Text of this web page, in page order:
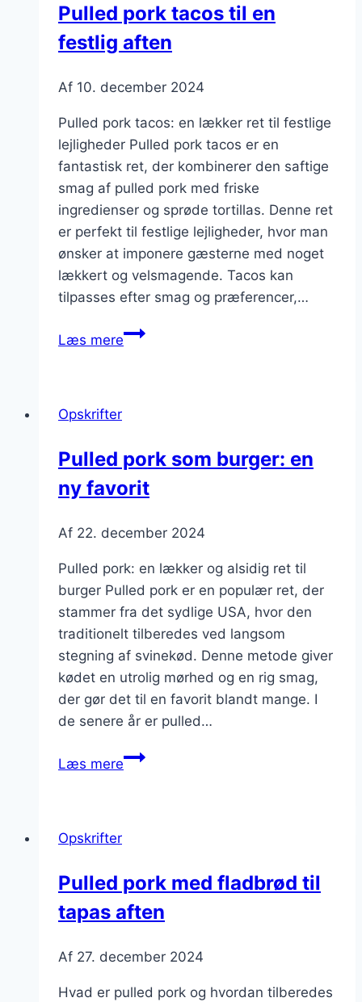
dressing
Pulled pork tacos til en
festlig aften
Af 10. december 2024
Pulled pork tacos: en lækker ret til festlige
lejligheder Pulled pork tacos er en
fantastisk ret, der kombinerer den saftige
smag af pulled pork med friske
ingredienser og sprøde tortillas. Denne ret
er perfekt til festlige lejligheder, hvor man
ønsker at imponere gæsterne med noget
lækkert og velsmagende. Tacos kan
tilpasses efter smag og præferencer,…
Læs merePulled
aften
Opskrifter
Pulled pork som burger: en
ny favorit
Af 22. december 2024
Pulled pork: en lækker og alsidig ret til
burger Pulled pork er en populær ret, der
stammer fra det sydlige USA, hvor den
traditionelt tilberedes ved langsom
stegning af svinekød. Denne metode giver
kødet en utrolig mørhed og en rig smag,
der gør det til en favorit blandt mange. I
de senere år er pulled…
Læs merePulled
favorit
Opskrifter
Pulled pork med fladbrød til
tapas aften
Af 27. december 2024
Hvad er pulled pork og hvordan tilberedes